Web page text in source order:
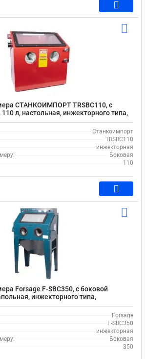
СТАНКОИМПОРТ TRSBC110, с
110 л, настольная, инжекторного типа,
Станкоимпорт
TRSBC110
инжекторная
Боковая
110
Forsage F-SBC350, с боковой
инжекторного типа,
Forsage
F-SBC350
инжекторная
Боковая
350